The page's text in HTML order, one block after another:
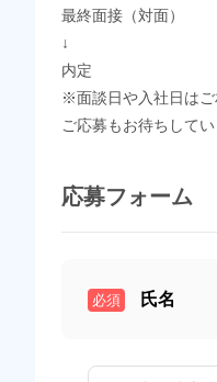
最終面接（対面）
↓
内定
※面談日や入社日は
ご応募もお待ちしてい
応募フォーム
必須 氏名